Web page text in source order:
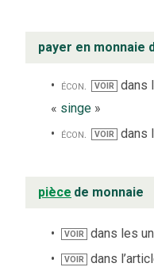
payer en monnaie
écon. VOIR dans
« singe »
écon.
VOIR dans
pièce de monnaie
VOIR dans les
VOIR dans